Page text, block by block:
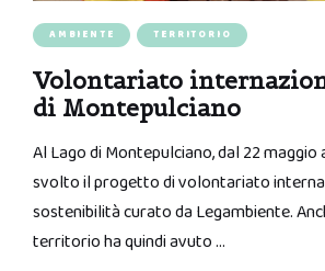
AMBIENTE TERRITORIO
Volontariato
di Montepulciano
Al Lago di Montepulciano, dal 22 maggio
svolto il progetto di volontariato
sostenibilità curato da Legambiente.
territorio ha quindi avuto …